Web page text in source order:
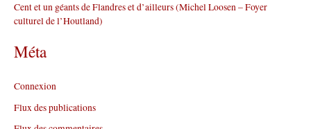
Cent et un géants de Flandres et d’ailleurs (Michel Loosen – Foyer
culturel de l’Houtland)
Méta
Connexion
Flux des publications